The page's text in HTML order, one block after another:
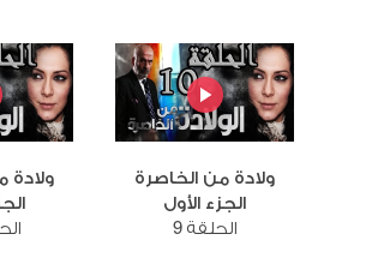
ولادة من الخاصرة
الجزء الأول
الحلقة 9
ولادة